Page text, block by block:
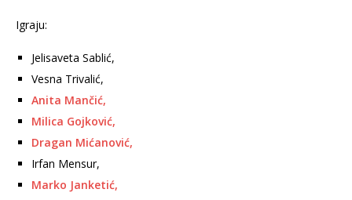
Igraju:
Jelisaveta Sablić,
Vesna Trivalić,
Anita Mančić,
Milica Gojković,
Dragan Mićanović,
Irfan Mensur,
Marko Janketić,